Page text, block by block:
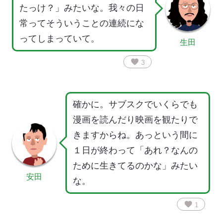
たっけ？」みたいな。我々の日
常ってそういうことの連続にな
ってしまっていて。
favorite 3
生田
安田
確かに。サブスクでいくらでも
漫画を読んだり映画を観たりで
きますからね。あっという間に
１日が終わって「あれ？なんの
ために生きてるのかな」みたい
な。
favorite 1